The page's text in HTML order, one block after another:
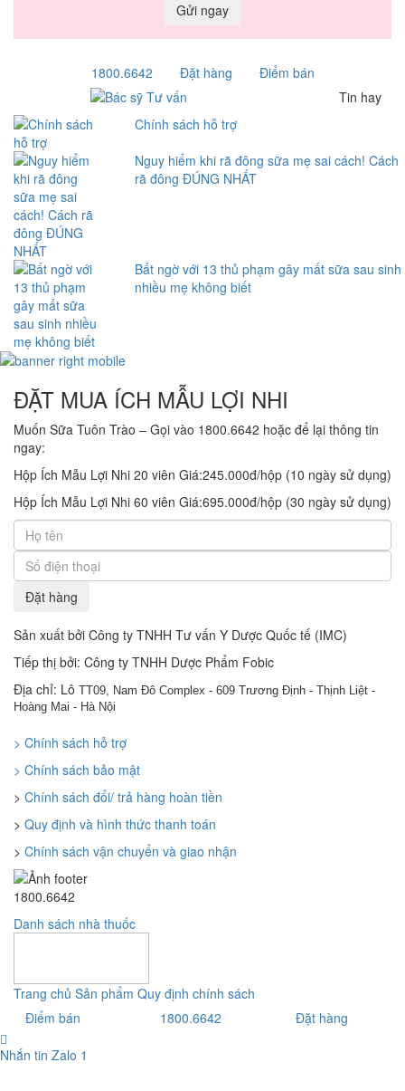
Gửi ngay
1800.6642 Đặt hàng
Điểm bán
Tin hay
Chính sách hỗ trợ
Nguy hiểm khi rã đông sữa mẹ sai cách! Cách
rã đông ĐÚNG NHẤT
Bất ngờ với 13 thủ phạm gây mất sữa sau sinh
nhiều mẹ không biết
ĐẶT MUA ÍCH MẪU LỢI NHI
Muốn Sữa Tuôn Trào – Gọi vào 1800.6642 hoặc để lại thông tin
ngay:
Hộp Ích Mẫu Lợi Nhi 20 viên Giá:245.000đ/hộp (10 ngày sử dụng)
Hộp Ích Mẫu Lợi Nhi 60 viên Giá:695.000đ/hộp (30 ngày sử dụng)
Đặt hàng
Sản xuất bởi Công ty TNHH Tư vấn Y Dược Quốc tế (IMC)
Tiếp thị bởi: Công ty TNHH Dược Phẩm Fobic
Địa chỉ: Lô TT09, Nam Đô Complex - 609 Trương Định - Thịnh Liệt -
Hoàng Mai - Hà Nội
> Chính sách hỗ trợ
> Chính sách bảo mật
> Chính sách đổi/ trả hàng hoàn tiền
> Quy định và hình thức thanh toán
> Chính sách vận chuyển và giao nhận
1800.6642
Danh sách nhà thuốc
Trang chủ Sản phẩm Quy định chính sách
Điểm bán
1800.6642 Đặt hàng
Nhắn tin Zalo 1